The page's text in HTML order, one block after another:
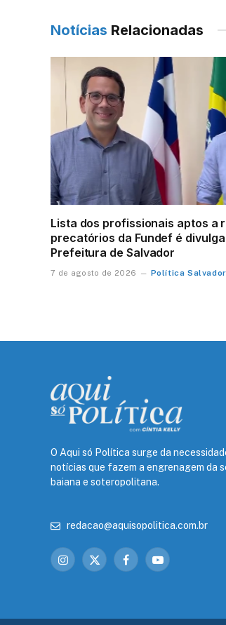
Notícias Relacionadas
Lista dos profissionais aptos a
precatórios da Fundef é
Prefeitura de Salvador
7 de agosto de 2026 Política Salvador
O Aqui só Política surge da
notícias que fazem a engrenagem da
baiana e soteropolitana.
redacao@aquisopolitica.com.br
Instagram
X
FacebookYouTube